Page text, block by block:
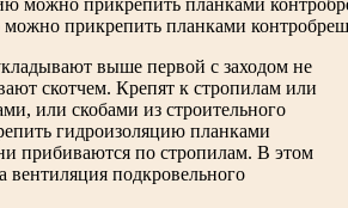
прикрепить планками
выше первой с заходом не
скотчем. Крепят к стропилам или
или скобами из строительного
гидроизоляцию планками
прибиваются по стропилам. В этом
вентиляция подкровельного